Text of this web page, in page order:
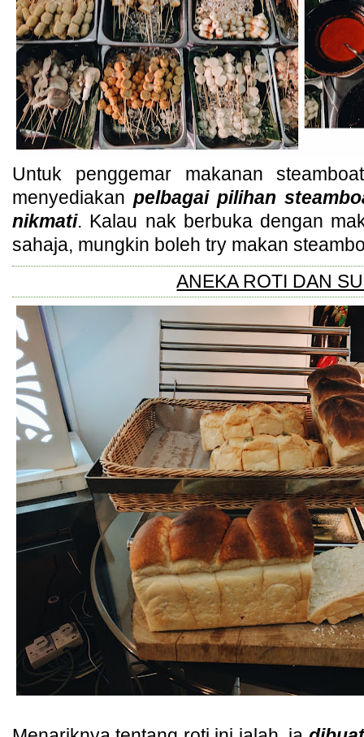
Untuk penggemar makanan
menyediakan pelbagai pilihan
nikmati. Kalau nak berbuka dengan
sahaja, mungkin boleh try makan
ANEKA ROTI DAN